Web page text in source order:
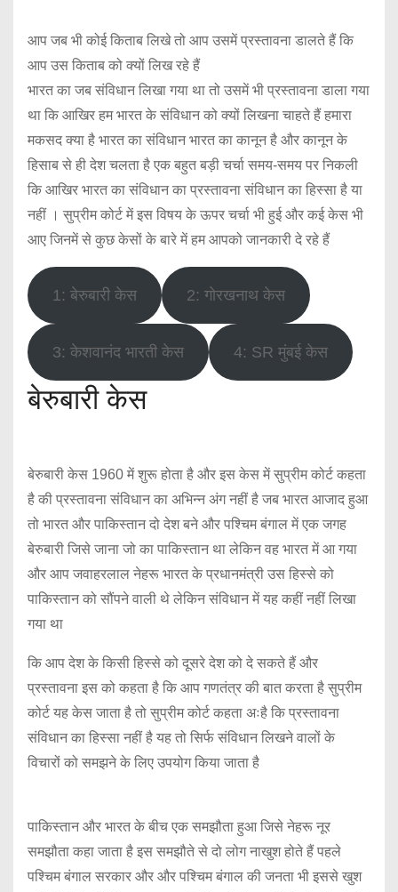
आप जब भी कोई किताब लिखे तो आप उसमें प्रस्तावना डालते हैं कि
आप उस किताब को क्यों लिख रहे हैं
भारत का जब संविधान लिखा गया था तो उसमें भी प्रस्तावना डाला गया
था कि आखिर हम भारत के संविधान को क्यों लिखना चाहते हैं हमारा
मकसद क्या है भारत का संविधान भारत का कानून है और कानून के
हिसाब से ही देश चलता है एक बहुत बड़ी चर्चा समय-समय पर निकली
कि आखिर भारत का संविधान का प्रस्तावना संविधान का हिस्सा है या
नहीं । सुप्रीम कोर्ट में इस विषय के ऊपर चर्चा भी हुई और कई केस भी
आए जिनमें से कुछ केसों के बारे में हम आपको जानकारी दे रहे हैं
1: बेरुबारी केस 2: गोरखनाथ केस
3: केशवानंद भारती केस 4: SR मुंबई केस
बेरुबारी केस
बेरुबारी केस 1960 में शुरू होता है और इस केस में सुप्रीम कोर्ट कहता
है की प्रस्तावना संविधान का अभिन्न अंग नहीं है जब भारत आजाद हुआ
तो भारत और पाकिस्तान दो देश बने और पश्चिम बंगाल में एक जगह
बेरुबारी जिसे जाना जो का पाकिस्तान था लेकिन वह भारत में आ गया
और आप जवाहरलाल नेहरू भारत के प्रधानमंत्री उस हिस्से को
पाकिस्तान को सौंपने वाली थे लेकिन संविधान में यह कहीं नहीं लिखा
गया था
कि आप देश के किसी हिस्से को दूसरे देश को दे सकते हैं और
प्रस्तावना इस को कहता है कि आप गणतंत्र की बात करता है सुप्रीम
कोर्ट यह केस जाता है तो सुप्रीम कोर्ट कहता अःहै कि प्रस्तावना
संविधान का हिस्सा नहीं है यह तो सिर्फ संविधान लिखने वालों के
विचारों को समझने के लिए उपयोग किया जाता है
पाकिस्तान और भारत के बीच एक समझौता हुआ जिसे नेहरू नूर
समझौता कहा जाता है इस समझौते से दो लोग नाखुश होते हैं पहले
पश्चिम बंगाल सरकार और और पश्चिम बंगाल की जनता भी इससे खुश